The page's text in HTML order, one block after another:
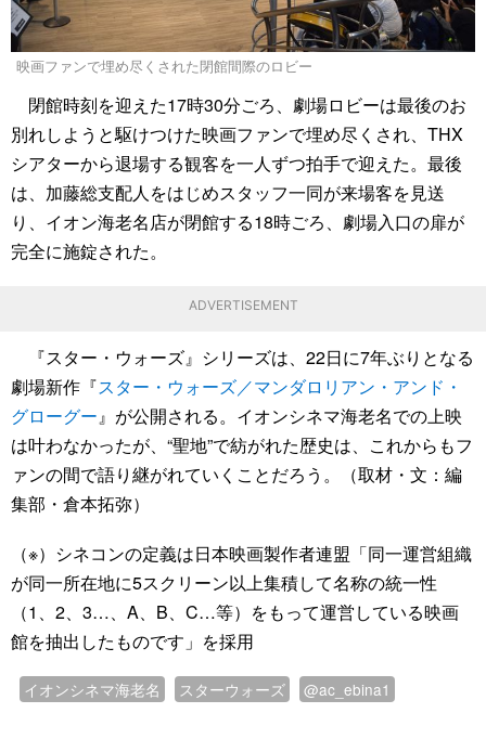
映画ファンで埋め尽くされた閉館間際のロビー
閉館時刻を迎えた17時30分ごろ、劇場ロビーは最後のお
別れしようと駆けつけた映画ファンで埋め尽くされ、THX
シアターから退場する観客を一人ずつ拍手で迎えた。最後
は、加藤総支配人をはじめスタッフ一同が来場客を見送
り、イオン海老名店が閉館する18時ごろ、劇場入口の扉が
完全に施錠された。
ADVERTISEMENT
『スター・ウォーズ』シリーズは、22日に7年ぶりとなる
劇場新作『スター・ウォーズ／マンダロリアン・アンド・
グローグー』が公開される。イオンシネマ海老名での上映
は叶わなかったが、“聖地”で紡がれた歴史は、これからもフ
ァンの間で語り継がれていくことだろう。（取材・文：編
集部・倉本拓弥）
（※）シネコンの定義は日本映画製作者連盟「同一運営組織
が同一所在地に5スクリーン以上集積して名称の統一性
（1、2、3…、A、B、C…等）をもって運営している映画
館を抽出したものです」を採用
イオンシネマ海老名 スターウォーズ @ac_ebina1